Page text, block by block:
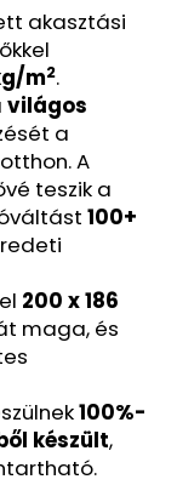
akasztási
m2.
világos
a
A
teszik a
100+
200 x 186
maga, és
100%-
készült,